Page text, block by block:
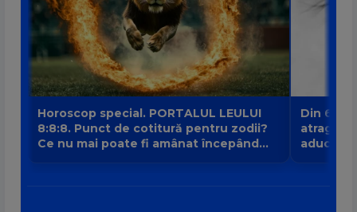
Horoscop special. PORTALUL LEULUI
8:8:8. Punct de cotitură pentru zodii?
Ce nu mai poate fi amânat începând
Din 6
atrage
aduce